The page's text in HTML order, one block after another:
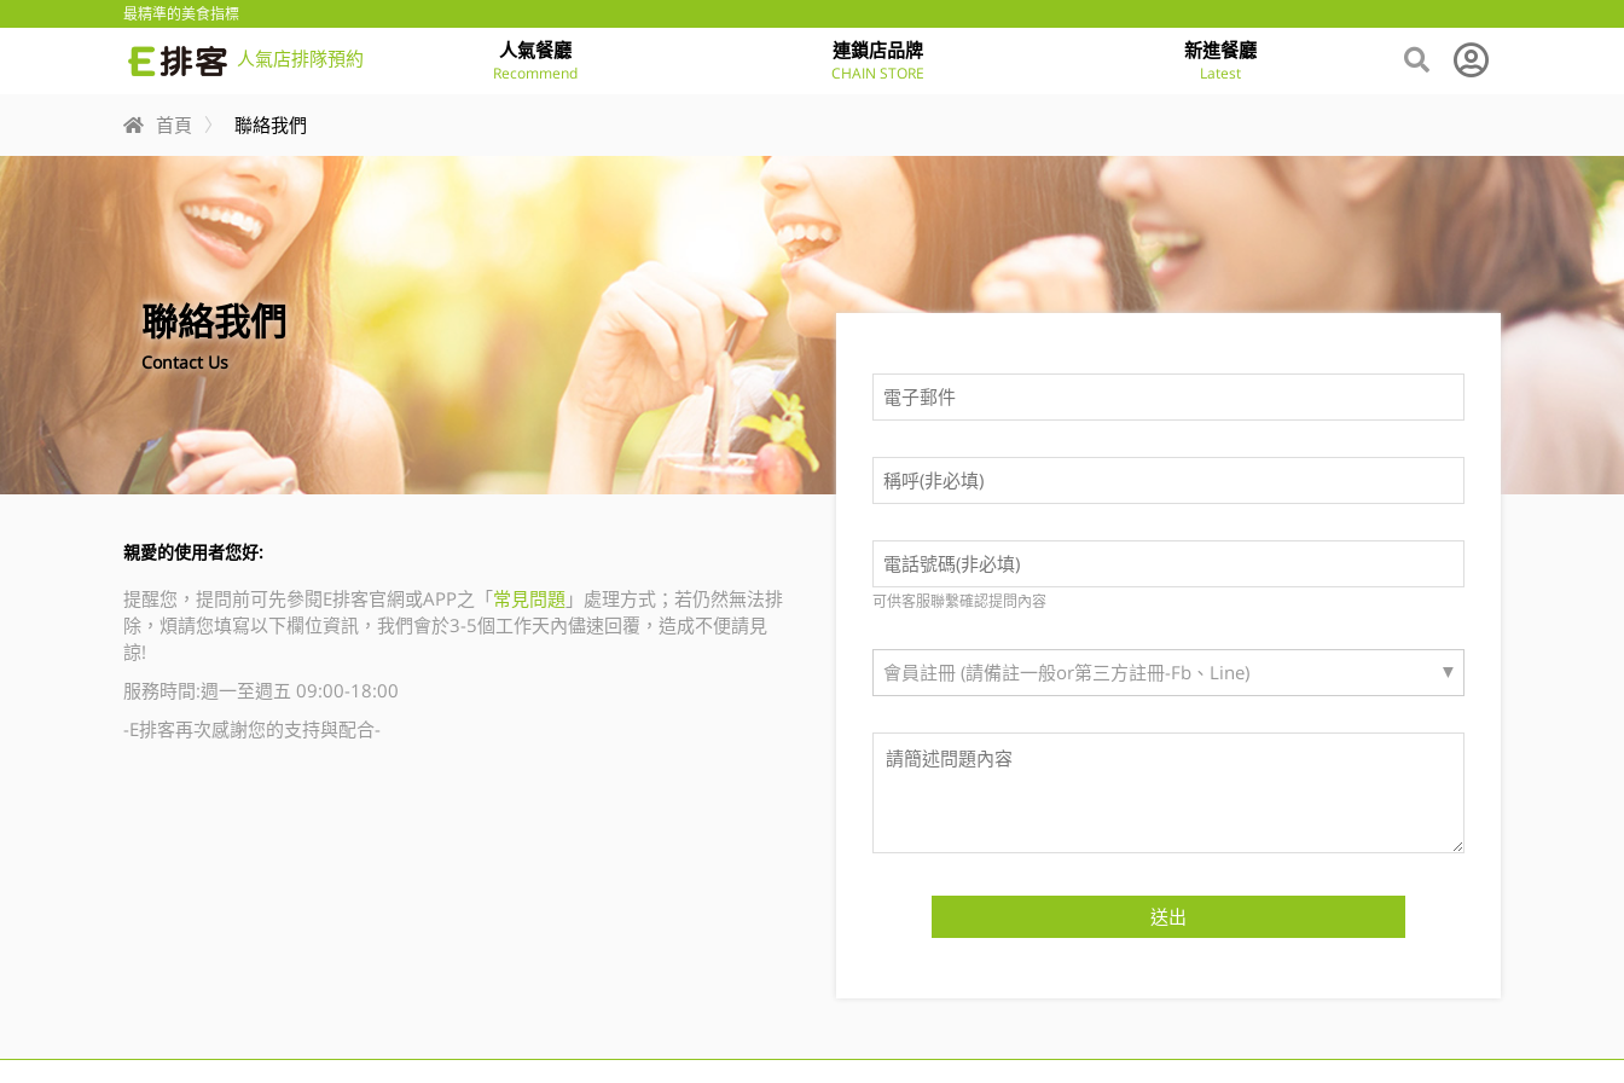
最精準的美食指標
人氣店排隊預約 人氣餐廳
Recommend
連鎖店品牌
CHAIN STORE
新進餐廳
Latest
首頁 聯絡我們
聯絡我們
Contact Us
親愛的使用者您好:
提醒您，提問前可先參閱E排客官網或APP之「常見問題 」處理方式；若仍然無法排
除，煩請您填寫以下欄位資訊，我們會於3-5個工作天內儘速回覆，造成不便請見
諒!
服務時間:週一至週五 09:00-18:00
-E排客再次感謝您的支持與配合-
可供客服聯繫確認提問內容
會員註冊 (請備註一般or第三方註冊-Fb、Line) ▼
送出